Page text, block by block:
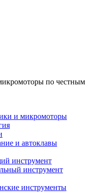
по честным
и микромоторы
и автоклавы
инструмент
инструмент
инструменты